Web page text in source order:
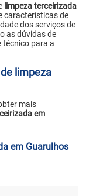
limpeza terceirizada
características de
dos serviços de
as dúvidas de
técnico para a
limpeza
mais
em
em Guarulhos